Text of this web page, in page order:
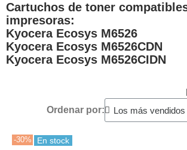
Cartuchos de toner
impresoras:
Kyocera Ecosys M6526
Kyocera Ecosys M6526CDN
Kyocera Ecosys M6526CIDN
Ordenar por:
-30% En stock